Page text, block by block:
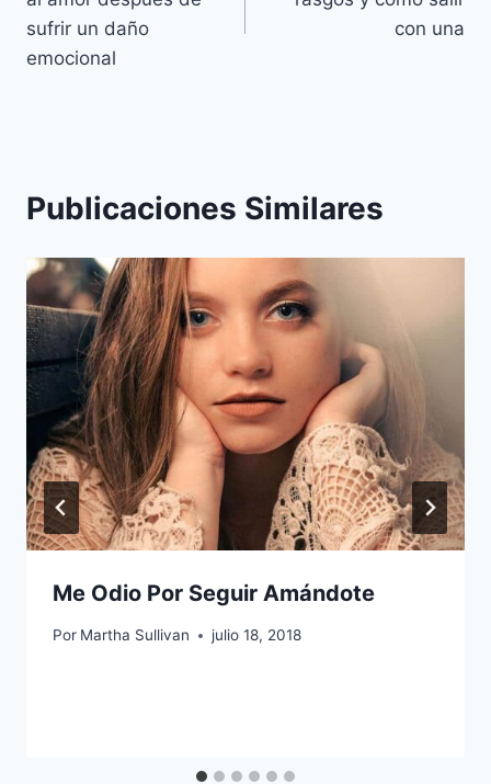
entradas
sufrir un daño
emocional
con una
Publicaciones Similares
Me Odio Por Seguir Amándote
Por Martha Sullivan julio 18, 2018